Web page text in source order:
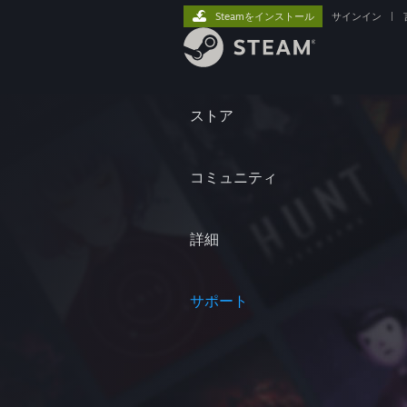
ストア
コミュニティ
詳細
サポート
Steamをインストール サインイン